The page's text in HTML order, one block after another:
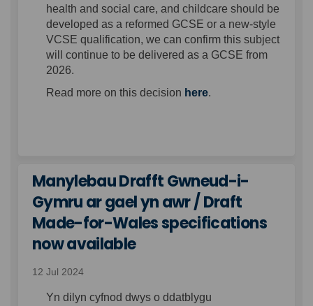
health and social care, and childcare should be
developed as a reformed GCSE or a new-style
VCSE qualification, we can confirm this subject
will continue to be delivered as a GCSE from
2026.
Read more on this decision here.
Manylebau Drafft Gwneud-i-
Gymru ar gael yn awr / Draft
Made-for-Wales specifications
now available
12 Jul 2024
Yn dilyn cyfnod dwys o ddatblygu